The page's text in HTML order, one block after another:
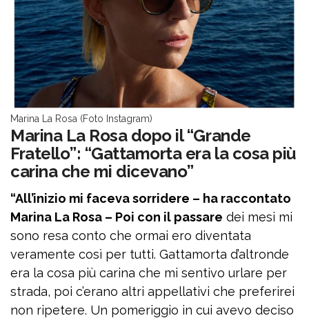
Marina La Rosa (Foto Instagram)
Marina La Rosa dopo il “Grande
Fratello”: “Gattamorta era la cosa più
carina che mi dicevano”
“All’inizio mi faceva sorridere – ha raccontato
Marina La Rosa – Poi con il passare dei mesi mi
sono resa conto che ormai ero diventata
veramente così per tutti. Gattamorta d’altronde
era la cosa più carina che mi sentivo urlare per
strada, poi c’erano altri appellativi che preferirei
non ripetere. Un pomeriggio in cui avevo deciso